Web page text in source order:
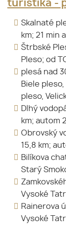
turistika -
Skalnaté
km; 21 min
Štrbské
Pleso; od
plesá nad
Biele
pleso,
Dlhý
km; autom
Obrovský
15,8 km;
Bilíkova
Starý
Vysoké
Rainerova
Vysoké